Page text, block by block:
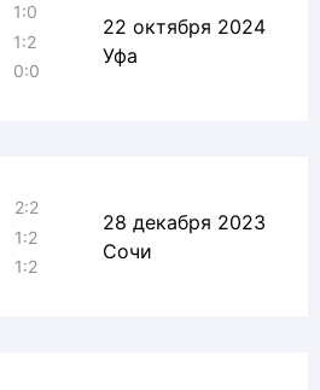
1:0
1:2
0:0
22 октября 2024
Уфа
2:2
1:2
1:2
28 декабря 2023
Сочи